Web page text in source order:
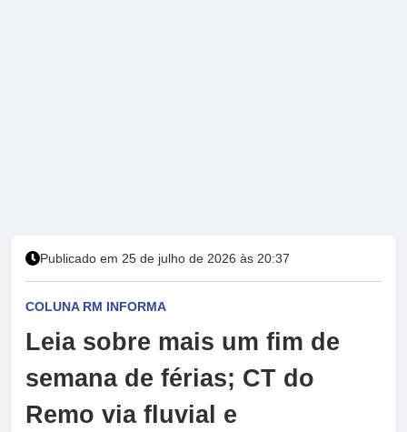
Publicado em 25 de julho de 2026 às 20:37
COLUNA RM INFORMA
Leia sobre mais um fim de
semana de férias; CT do
Remo via fluvial e